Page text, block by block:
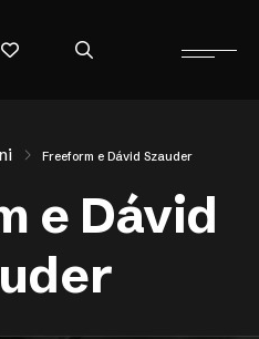
Freeform e Dávid Szauder
e Dávid